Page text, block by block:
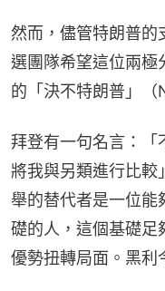
然而，儘管特朗普的
選團隊希望這位兩極
的「決不特朗普」
拜登有一句名言：「
將我與另類進行比
舉的替代者是一位能
礎的人，這個基礎足
優勢扭轉局面。黑利